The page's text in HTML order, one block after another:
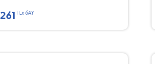
261 TLx 6AY